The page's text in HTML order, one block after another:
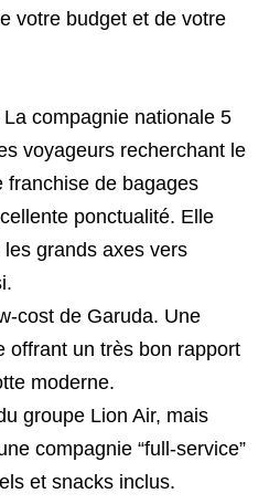
votre budget et de votre
La compagnie nationale 5
voyageurs recherchant le
franchise de bagages
ponctualité. Elle
grands axes vers
cost de Garuda. Une
offrant un très bon rapport
moderne.
groupe Lion Air, mais
compagnie “full-service”
et snacks inclus.